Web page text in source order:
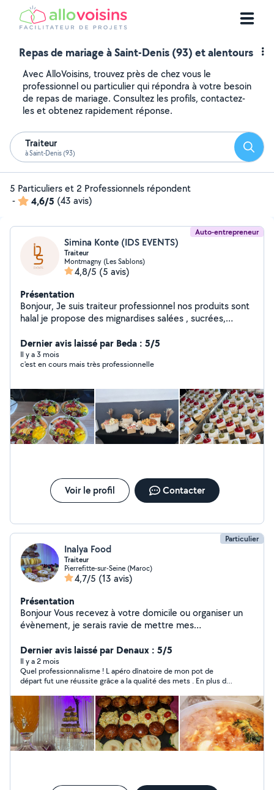
Repas de mariage à Saint-Denis (93) et alentours
Avec AlloVoisins, trouvez près de chez vous le
professionnel ou particulier qui répondra à votre besoin
de repas de mariage. Consultez les profils, contactez-
les et obtenez rapidement réponse.
Traiteur
à Saint-Denis (93)
5 Particuliers et 2 Professionnels répondent
-
4,6/5 (43 avis)
Auto-entrepreneur
Simina Konte (IDS EVENTS)
Traiteur
Montmagny (Les Sablons)
4,8/5 (5 avis)
Présentation
Bonjour, Je suis traiteur professionnel nos produits sont
halal je propose des mignardises salées , sucrées,
tout sa fait maison. Boisson bissap, gingembre, tamarin
Cocktail déjeunatoire/ dînatoire N'hésitez pas si vous
avez des questions
Dernier avis laissé par Beda : 5/5
Il y a 3 mois
c'est en cours mais très professionnelle
Voir le profil Contacter
Particulier
Inalya Food
Traiteur
Pierrefitte-sur-Seine (Maroc)
4,7/5 (13 avis)
Présentation
Bonjour Vous recevez à votre domicile ou organiser un
évènement, je serais ravie de mettre mes
questions sucrée ou salée ! À bientôt. Avec
Dernier avis laissé par Denaux : 5/5
Il y a 2 mois
Quel professionnalisme ! L apéro dînatoire de mon pot de
départ fut une réussite grâce a la qualité des mets . En plus d
collègues ont souhaité prendre les coordonnées du prestataire
Bravo et merci INALYA !